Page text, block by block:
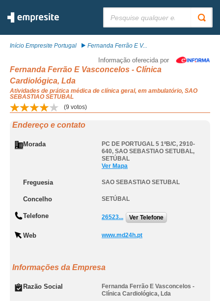
Início Empresite Portugal Fernanda Ferrão E V...
Informação oferecida por
Fernanda Ferrão E Vasconcelos - Clínica
Cardiológica, Lda
Atividades de prática médica de clínica geral, em ambulatório, SAO
SEBASTIAO SETUBAL
(9 votos)
Endereço e contato
Morada
PC DE PORTUGAL 5 1ºB/C, 2910-
640, SAO SEBASTIAO SETUBAL,
SETÚBAL
Ver Mapa
Freguesia SAO SEBASTIAO SETUBAL
Concelho SETÚBAL
Telefone 26523... Ver Telefone
Web www.md24h.pt
Informações da Empresa
Razão Social
Fernanda Ferrão E Vasconcelos -
Clínica Cardiológica, Lda